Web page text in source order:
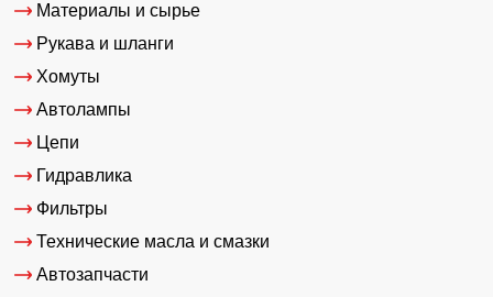
Материалы и сырье
Рукава и шланги
Хомуты
Автолампы
Цепи
Гидравлика
Фильтры
Технические масла и смазки
Автозапчасти